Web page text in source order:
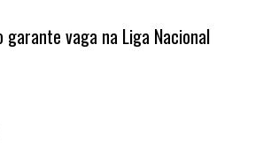
garante vaga na Liga Nacional